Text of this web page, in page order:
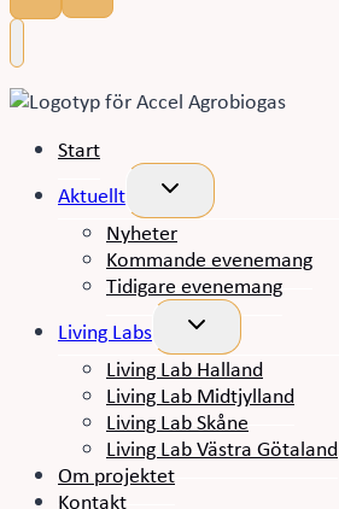
Start
Aktuellt
Toggle
menu
Nyheter
Kommande evenemang
Tidigare evenemang
Living Labs
Toggle
menu
Living Lab Halland
Living Lab Midtjylland
Living Lab Skåne
Living Lab Västra Götaland
Om projektet
Kontakt